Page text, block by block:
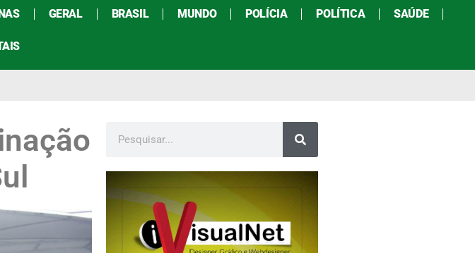
GERAL BRASIL MUNDO POLÍCIA POLÍTICA SAÚDE